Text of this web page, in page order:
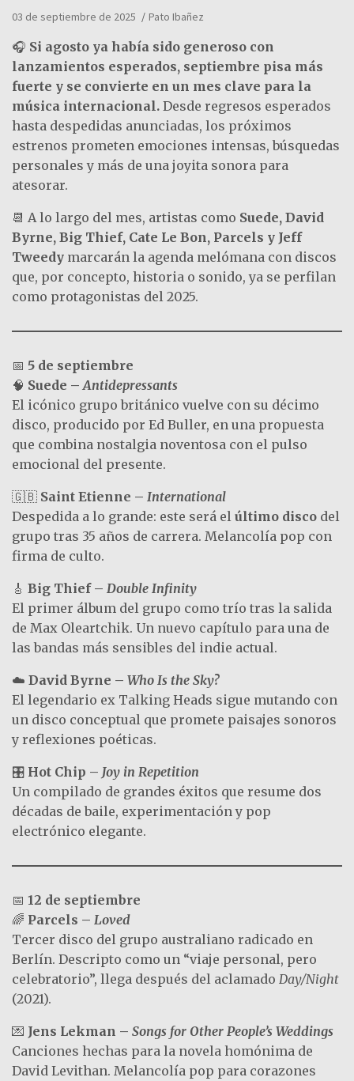
03 de septiembre de 2025 Pato Ibañez
🎧 Si agosto ya había sido generoso con
lanzamientos esperados, septiembre pisa más
fuerte y se convierte en un mes clave para la
música internacional. Desde regresos esperados
hasta despedidas anunciadas, los próximos
estrenos prometen emociones intensas, búsquedas
personales y más de una joyita sonora para
atesorar.
📆 A lo largo del mes, artistas como Suede, David
Byrne, Big Thief, Cate Le Bon, Parcels y Jeff
Tweedy marcarán la agenda melómana con discos
que, por concepto, historia o sonido, ya se perfilan
como protagonistas del 2025.
📅 5 de septiembre
🧠 Suede – Antidepressants
El icónico grupo británico vuelve con su décimo
disco, producido por Ed Buller, en una propuesta
que combina nostalgia noventosa con el pulso
emocional del presente.
🇬🇧 Saint Etienne – International
Despedida a lo grande: este será el último disco del
grupo tras 35 años de carrera. Melancolía pop con
firma de culto.
🎸 Big Thief – Double Infinity
El primer álbum del grupo como trío tras la salida
de Max Oleartchik. Un nuevo capítulo para una de
las bandas más sensibles del indie actual.
☁️ David Byrne – Who Is the Sky?
El legendario ex Talking Heads sigue mutando con
un disco conceptual que promete paisajes sonoros
y reflexiones poéticas.
🎛️ Hot Chip – Joy in Repetition
Un compilado de grandes éxitos que resume dos
décadas de baile, experimentación y pop
electrónico elegante.
📅 12 de septiembre
🌈 Parcels – Loved
Tercer disco del grupo australiano radicado en
Berlín. Descripto como un “viaje personal, pero
celebratorio”, llega después del aclamado Day/Night
(2021).
💌 Jens Lekman – Songs for Other People’s Weddings
Canciones hechas para la novela homónima de
David Levithan. Melancolía pop para corazones